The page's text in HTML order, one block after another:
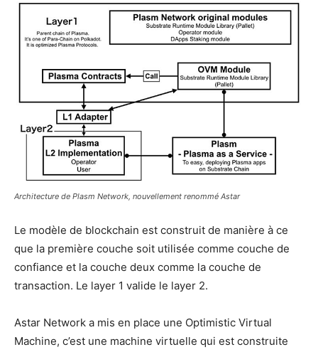
Architecture de Plasm Network, nouvellement renommé Astar
Le modèle de blockchain est construit de manière à ce
que la première couche soit utilisée comme couche de
confiance et la couche deux comme la couche de
transaction. Le layer 1 valide le layer 2.
Astar Network a mis en place une Optimistic Virtual
Machine, c’est une machine virtuelle qui est construite